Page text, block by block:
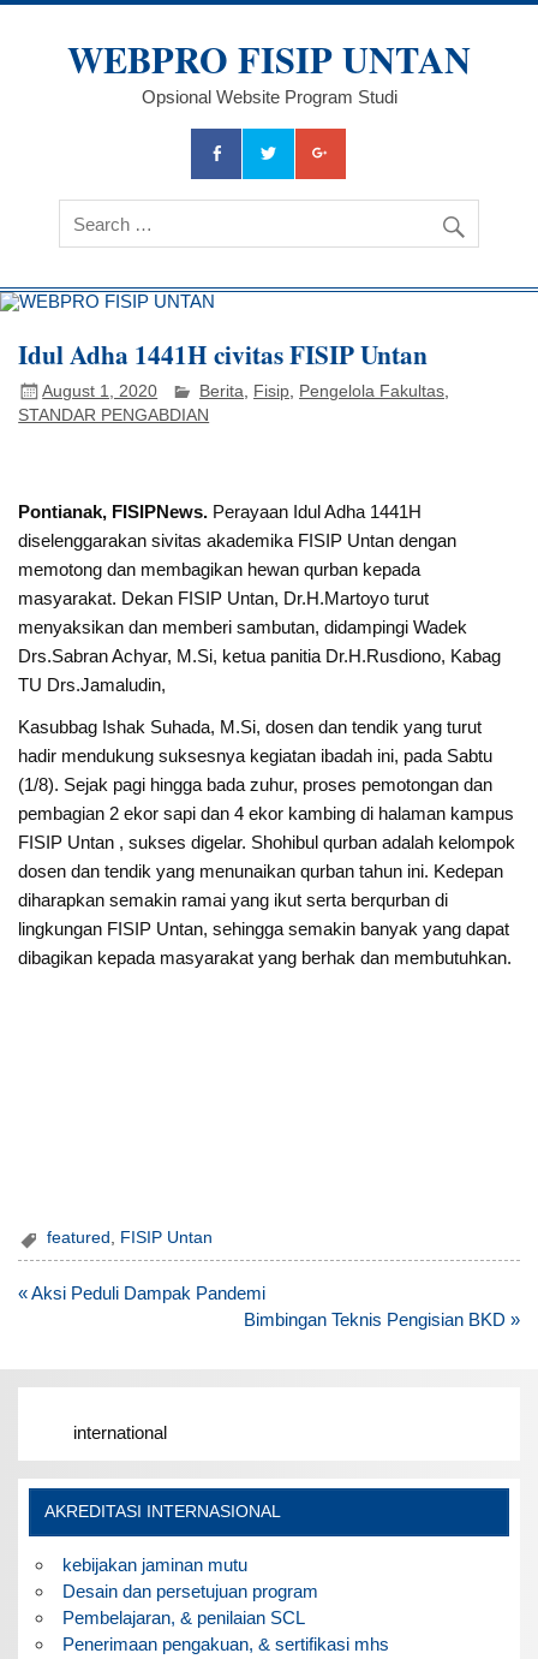
Skip
WEBPRO FISIP UNTAN
Opsional Website Program Studi
Idul Adha 1441H civitas FISIP Untan
August 1, 2020 Berita Fisip Pengelola Fakultas
STANDAR PENGABDIAN
Pontianak, FISIPNews. Perayaan Idul Adha 1441H
diselenggarakan sivitas akademika FISIP Untan dengan
memotong dan membagikan hewan qurban kepada
masyarakat. Dekan FISIP Untan, Dr.H.Martoyo turut
menyaksikan dan memberi sambutan, didampingi Wadek
Drs.Sabran Achyar, M.Si, ketua panitia Dr.H.Rusdiono, Kabag
TU Drs.Jamaludin,
Kasubbag Ishak Suhada, M.Si, dosen dan tendik yang turut
hadir mendukung suksesnya kegiatan ibadah ini, pada Sabtu
(1/8). Sejak pagi hingga bada zuhur, proses pemotongan dan
pembagian 2 ekor sapi dan 4 ekor kambing di halaman kampus
FISIP Untan , sukses digelar. Shohibul qurban adalah kelompok
dosen dan tendik yang menunaikan qurban tahun ini. Kedepan
diharapkan semakin ramai yang ikut serta berqurban di
lingkungan FISIP Untan, sehingga semakin banyak yang dapat
dibagikan kepada masyarakat yang berhak dan membutuhkan.
featured , FISIP Untan
Post
« Aksi Peduli Dampak Pandemi
Bimbingan Teknis Pengisian BKD »
international
AKREDITASI INTERNASIONAL
kebijakan jaminan mutu
Desain dan persetujuan program
Pembelajaran, & penilaian SCL
Penerimaan pengakuan, & sertifikasi mhs